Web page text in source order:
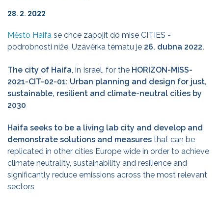
28. 2. 2022
Město Haifa se chce zapojit do mise CITIES -
podrobnosti níže. Uzávěrka tématu je 26. dubna 2022.
The city of Haifa, in Israel, for the HORIZON-MISS-
2021-CIT-02-01: Urban planning and design for just,
sustainable, resilient and climate-neutral cities by
2030
Haifa seeks to be a living lab city and develop and
demonstrate solutions and measures that can be
replicated in other cities Europe wide in order to achieve
climate neutrality, sustainability and resilience and
significantly reduce emissions across the most relevant
sectors